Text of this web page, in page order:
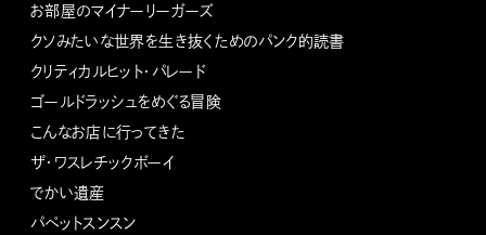
お部屋のマイナーリーガーズ
クソみたいな世界を生き抜くためのパンク的読書
クリティカルヒット・パレード
ゴールドラッシュをめぐる冒険
こんなお店に行ってきた
ザ・ワスレチックボーイ
でかい遺産
パペットスンスン